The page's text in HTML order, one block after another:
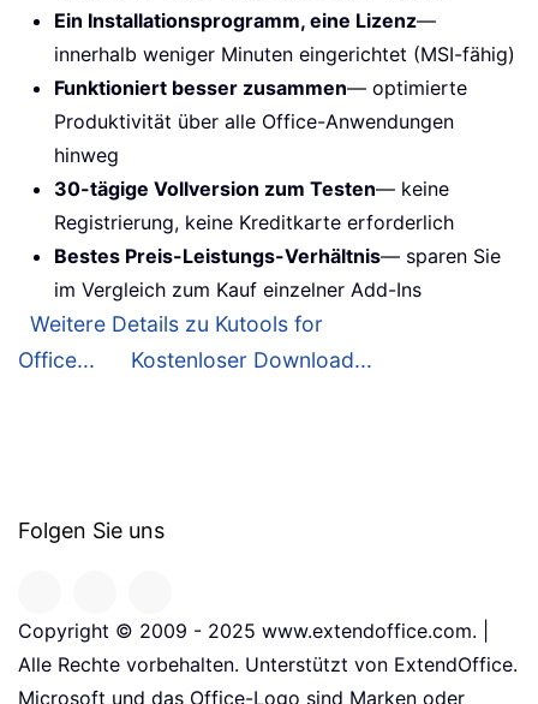
Ein Installationsprogramm, eine Lizenz—
innerhalb weniger Minuten eingerichtet (MSI-fähig)
Funktioniert besser zusammen— optimierte
Produktivität über alle Office-Anwendungen
hinweg
30-tägige Vollversion zum Testen— keine
Registrierung, keine Kreditkarte erforderlich
Bestes Preis-Leistungs-Verhältnis— sparen Sie
im Vergleich zum Kauf einzelner Add-Ins
Weitere Details zu Kutools for
Office...
Kostenloser Download...
Folgen Sie uns
Copyright © 2009 - 2025 www.extendoffice.com. |
Alle Rechte vorbehalten. Unterstützt von ExtendOffice.
Microsoft und das Office-Logo sind Marken oder